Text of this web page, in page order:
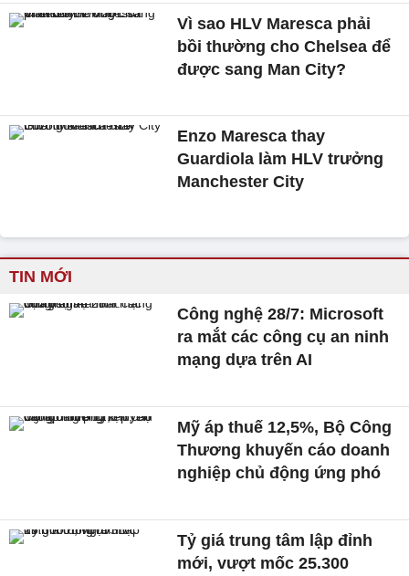
Vì sao HLV Maresca phải
bồi thường cho Chelsea để
được sang Man City?
Enzo Maresca thay
Guardiola làm HLV trưởng
Manchester City
TIN MỚI
Công nghệ 28/7: Microsoft
ra mắt các công cụ an ninh
mạng dựa trên AI
Mỹ áp thuế 12,5%, Bộ Công
Thương khuyến cáo doanh
nghiệp chủ động ứng phó
Tỷ giá trung tâm lập đỉnh
mới, vượt mốc 25.300